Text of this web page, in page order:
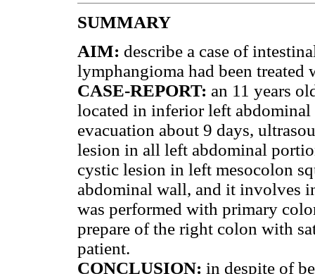
SUMMARY
AIM: describe a case of
lymphangioma had been
CASE-REPORT: an 11 years
located in inferior left
evacuation about 9 days,
lesion in all left abdominal
cystic lesion in left mesocolon
abdominal wall, and it involves
was performed with primary
prepare of the right colon with
patient.
CONCLUSION: in despite of